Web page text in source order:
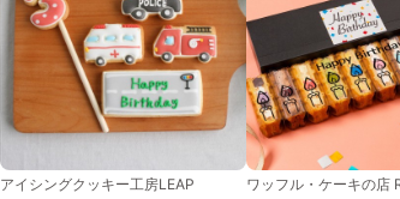
アイシングクッキー工房LEAP